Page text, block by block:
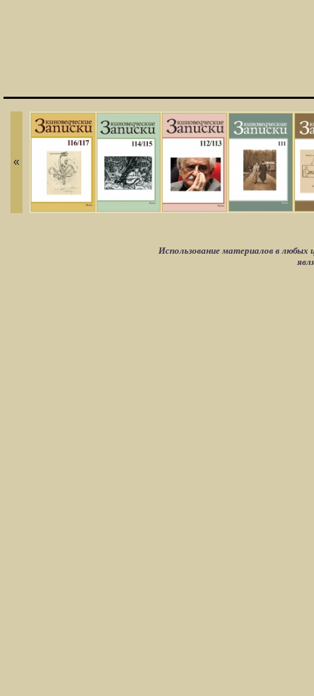
«
Использование материалов в любых